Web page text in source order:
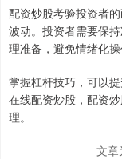
配资炒股考验投资者
波动。投资者需要保
理准备，避免情绪化操
掌握杠杆技巧，可以
在线配资炒股，配资
理。
文章